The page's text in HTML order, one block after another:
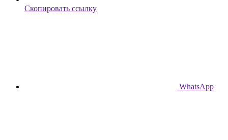
Скопировать ссылку
WhatsApp